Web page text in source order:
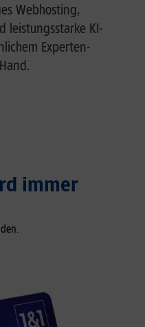
Webhosting,
leistungsstarke KI-
Experten-
immer